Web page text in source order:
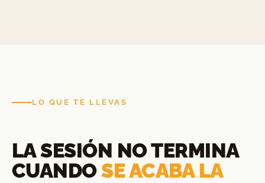
LO QUE TE LLEVAS
LA SESIÓN NO TERMINA
CUANDOSE ACABA LA